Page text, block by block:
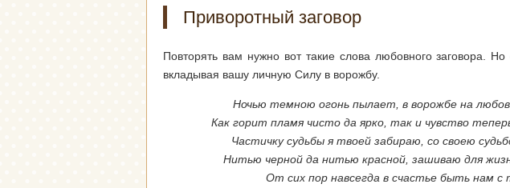
Приворотный заговор
Повторять вам нужно вот такие слова любовного заговора.
вкладывая вашу личную Силу в ворожбу.
Ночью темною огонь пылает, в ворожбе на
Как горит пламя чисто да ярко, так и чувство
Частичку судьбы я твоей забираю, со своею
Нитью черной да нитью красной, зашиваю для
От сих пор навсегда в счастье быть нам с